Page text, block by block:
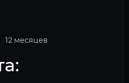
12 месяцев